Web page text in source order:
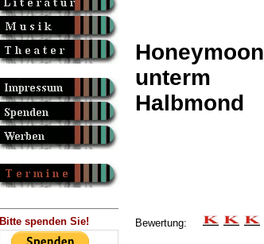
Bitte spenden Sie!
Honeymoon
unterm
Halbmond
Bewertung: